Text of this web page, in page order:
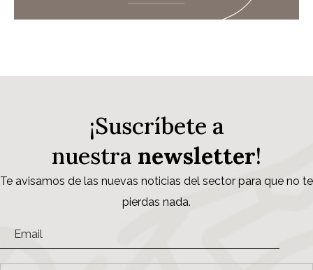
¡Suscríbete a
nuestra newsletter!
Te avisamos de las nuevas noticias del sector para que no te
pierdas nada.